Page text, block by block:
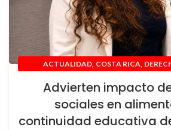
ACTUALIDAD, COSTA RICA,
Advierten impacto
sociales en
continuidad educativa